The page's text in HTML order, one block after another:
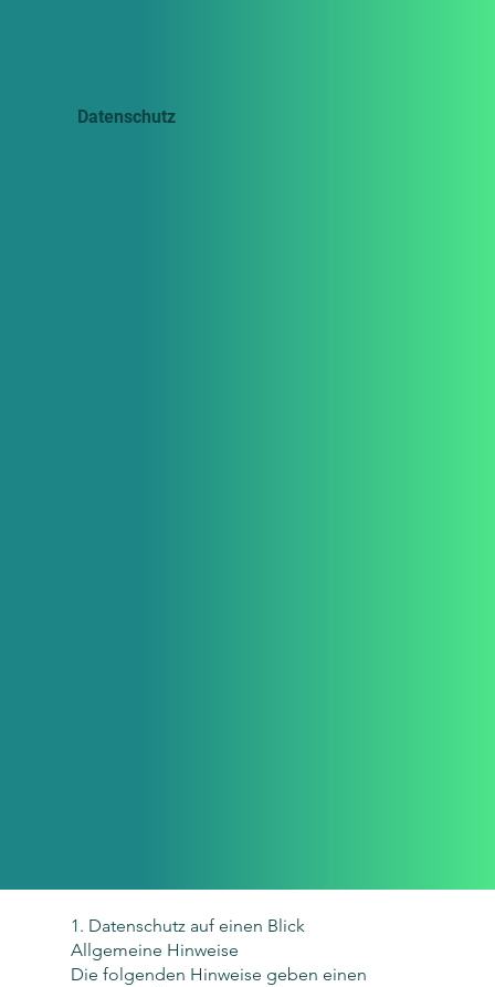
Datenschutz
1. Datenschutz auf einen Blick
Allgemeine Hinweise
Die folgenden Hinweise geben einen